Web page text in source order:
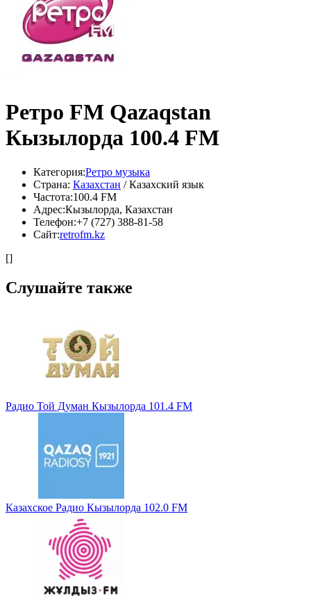
Ретро FM Qazaqstan
Кызылорда 100.4 FM
Категория:Ретро музыка
Страна: Казахстан / Казахский язык
Частота:100.4 FM
Адрес:Кызылорда, Казахстан
Телефон:+7 (727) 388-81-58
Сайт:retrofm.kz
[]
Слушайте также
Радио Той Думан Кызылорда 101.4 FM
Казахское Радио Кызылорда 102.0 FM